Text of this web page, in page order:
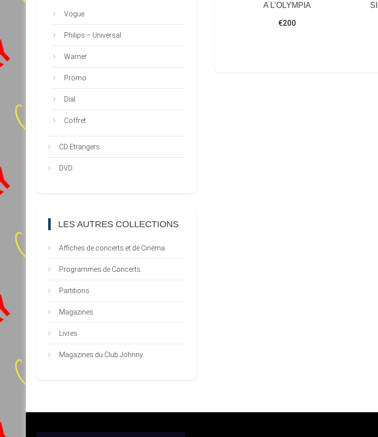
A L’OLYMPIA
€200
Vogue
Philips – Universal
Warner
Promo
Dial
Coffret
CD Etrangers
DVD
LES AUTRES COLLECTIONS
Affiches de concerts et de Cinéma
Programmes de Concerts
Partitions
Magazines
Livres
Magazines du Club Johnny